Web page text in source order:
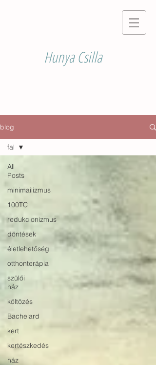
Hunya Csilla
blog
All
Posts
minimailizmus
100TC
redukcionizmus
döntések
életlehetőség
otthonterápia
szülői
ház
költözés
Bachelard
kert
kertészkedés
ház
fal